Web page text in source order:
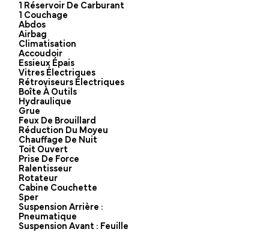
1 Réservoir De Carburant
1 Couchage
Abdos
Airbag
Climatisation
Accoudoir
Essieux Épais
Vitres Électriques
Rétroviseurs Électriques
Boîte À Outils
Hydraulique
Grue
Feux De Brouillard
Réduction Du Moyeu
Chauffage De Nuit
Toit Ouvert
Prise De Force
Ralentisseur
Rotateur
Cabine Couchette
Sper
Suspension Arrière :
Pneumatique
Suspension Avant : Feuille